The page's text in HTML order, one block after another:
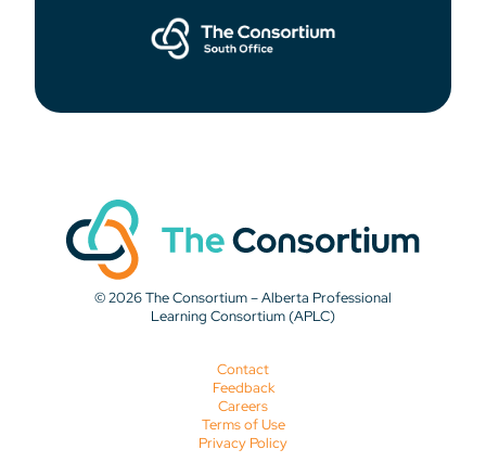
© 2026 The Consortium – Alberta Professional
Learning Consortium (APLC)
Contact
Feedback
Careers
Terms of Use
Privacy Policy